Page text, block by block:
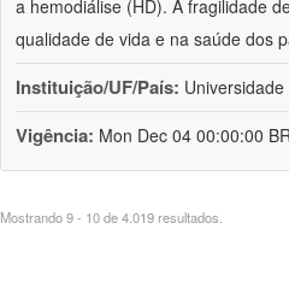
a hemodiálise (HD). A fragilidade
qualidade de vida e na saúde dos
Instituição/UF/País:
Vigência: Mon Dec 04 00:00:00
Mostrando 9 - 10 de 4.019 resultados.